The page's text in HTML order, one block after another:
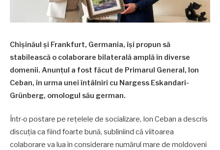
Chișinăul și Frankfurt, Germania, își propun să
stabilească o colaborare bilaterală amplă în diverse
domenii. Anunțul a fost făcut de Primarul General, Ion
Ceban, în urma unei întâlniri cu Nargess Eskandari-
Grünberg, omologul său german.
Într-o postare pe rețelele de socializare, Ion Ceban a descris
discuția ca fiind foarte bună, subliniind că viitoarea
colaborare va lua în considerare numărul mare de moldoveni